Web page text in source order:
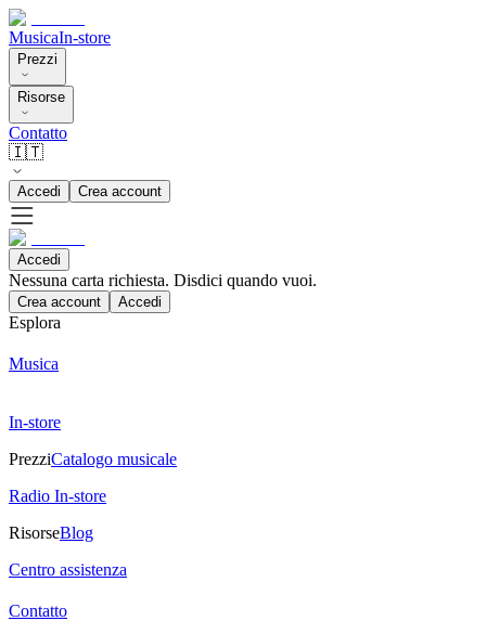
MusicaIn-store
Prezzi
Risorse
Contatto
🇮🇹
Accedi Crea account
Accedi
Nessuna carta richiesta. Disdici quando vuoi.
Crea account Accedi
Esplora
Musica
In-store
PrezziCatalogo musicale
Radio In-store
RisorseBlog
Centro assistenza
Contatto